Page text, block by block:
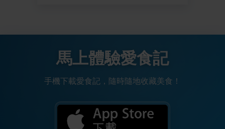
馬上體驗愛食記
手機下載愛食記，隨時隨地收藏美食！